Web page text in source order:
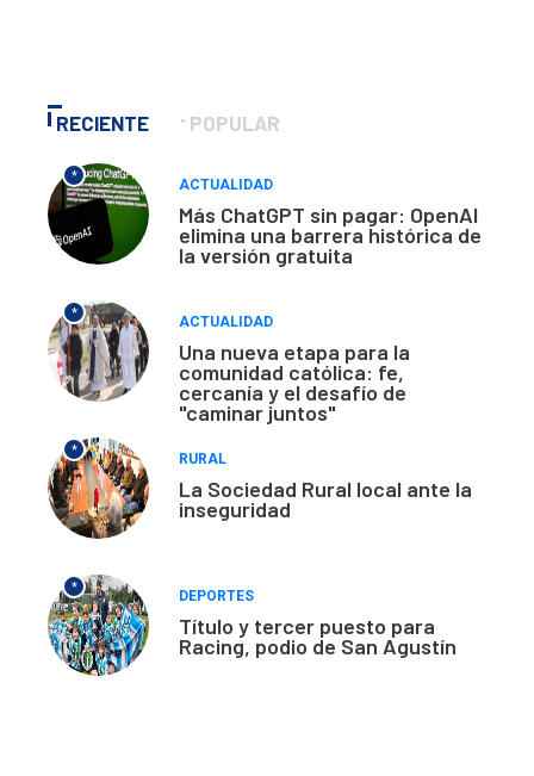
RECIENTE POPULAR
*
ACTUALIDAD
Más ChatGPT sin pagar: OpenAI
elimina una barrera histórica de
la versión gratuita
*
ACTUALIDAD
Una nueva etapa para la
comunidad católica: fe,
cercanía y el desafío de
"caminar juntos"
*
RURAL
La Sociedad Rural local ante la
inseguridad
*
DEPORTES
Título y tercer puesto para
Racing, podio de San Agustín